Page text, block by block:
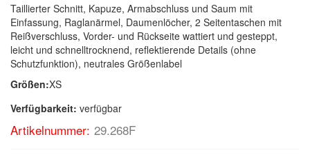
Taillierter Schnitt, Kapuze, Armabschluss und Saum mit
Einfassung, Raglanärmel, Daumenlöcher, 2 Seitentaschen mit
Reißverschluss, Vorder- und Rückseite wattiert und gesteppt,
leicht und schnelltrocknend, reflektierende Details (ohne
Schutzfunktion), neutrales Größenlabel
Größen:XS
Verfügbarkeit: verfügbar
Artikelnummer: 29.268F